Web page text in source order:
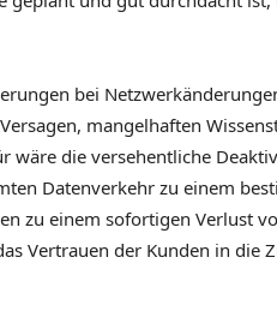
bei
mangelhaften
wäre die versehentliche
Datenverkehr zu einem
zu einem sofortigen Verlust
Vertrauen der Kunden in die